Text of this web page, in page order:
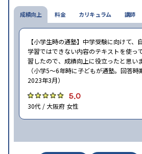
成績向上
【小学生時の通塾】中学受験に向けて、
学習ではできない内容のテキストを使っ
習したので、成績向上に役立ったと思い
（小学5〜6年時に子どもが通塾。回答時
2023年3月）
5.0
30代 / 大阪府 女性
料金 カリキュラム 講師